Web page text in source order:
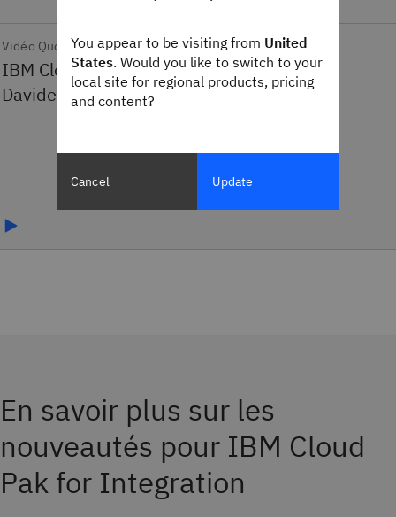
Vidéo Quoi de Neuf ?
En savoir plus sur les
nouveautés pour IBM Cloud
Pak for Integration
You appear to be visiting from United
States. Would you like to switch to your
local site for regional products, pricing
and content?
Cancel Update